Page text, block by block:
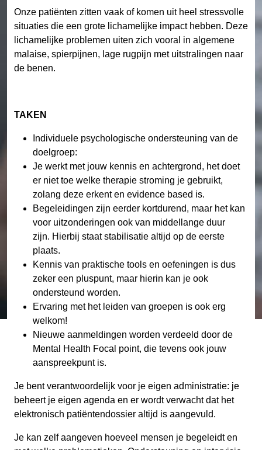
Onze patiënten zitten vaak of komen uit heel stressvolle
situaties die een grote lichamelijke impact hebben. Deze
lichamelijke problemen uiten zich vooral in algemene
malaise, spierpijnen, lage rugpijn met uitstralingen naar
de benen.
TAKEN
Individuele psychologische ondersteuning van de
doelgroep:
Je werkt met jouw kennis en achtergrond, het doet
er niet toe welke therapie stroming je gebruikt,
zolang deze erkent en evidence based is.
Begeleidingen zijn eerder kortdurend, maar het kan
voor uitzonderingen ook van middellange duur
zijn. Hierbij staat stabilisatie altijd op de eerste
plaats.
Kennis van praktische tools en oefeningen is dus
zeker een pluspunt, maar hierin kan je ook
ondersteund worden.
Ervaring met het leiden van groepen is ook erg
welkom!
Nieuwe aanmeldingen worden verdeeld door de
Mental Health Focal point, die tevens ook jouw
aanspreekpunt is.
Je bent verantwoordelijk voor je eigen administratie: je
beheert je eigen agenda en er wordt verwacht dat het
elektronisch patiëntendossier altijd is aangevuld.
Je kan zelf aangeven hoeveel mensen je begeleidt en